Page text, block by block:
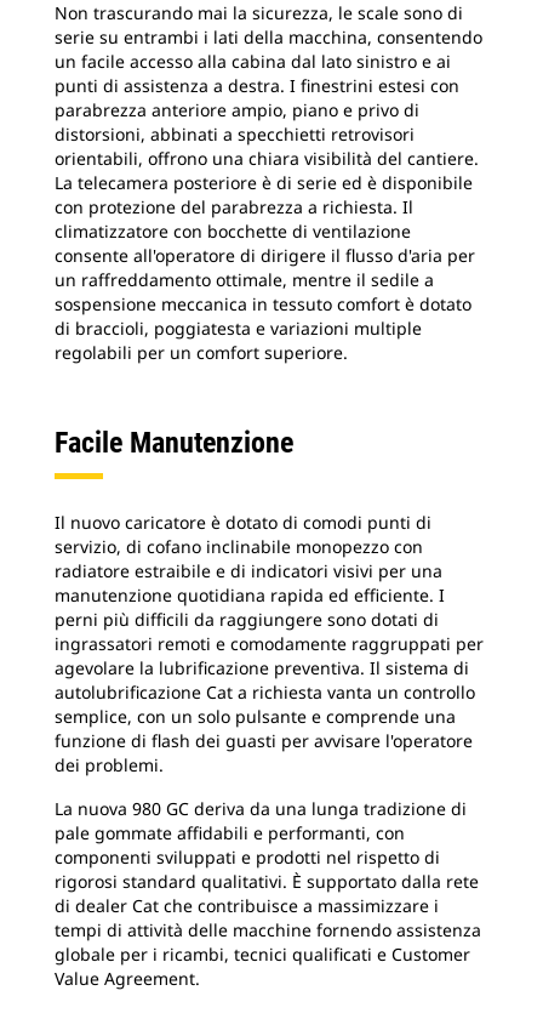
Non trascurando mai la sicurezza, le scale sono di
serie su entrambi i lati della macchina, consentendo
un facile accesso alla cabina dal lato sinistro e ai
punti di assistenza a destra. I finestrini estesi con
parabrezza anteriore ampio, piano e privo di
distorsioni, abbinati a specchietti retrovisori
orientabili, offrono una chiara visibilità del cantiere.
La telecamera posteriore è di serie ed è disponibile
con protezione del parabrezza a richiesta. Il
climatizzatore con bocchette di ventilazione
consente all'operatore di dirigere il flusso d'aria per
un raffreddamento ottimale, mentre il sedile a
sospensione meccanica in tessuto comfort è dotato
di braccioli, poggiatesta e variazioni multiple
regolabili per un comfort superiore.
Facile Manutenzione
Il nuovo caricatore è dotato di comodi punti di
servizio, di cofano inclinabile monopezzo con
radiatore estraibile e di indicatori visivi per una
manutenzione quotidiana rapida ed efficiente. I
perni più difficili da raggiungere sono dotati di
ingrassatori remoti e comodamente raggruppati per
agevolare la lubrificazione preventiva. Il sistema di
autolubrificazione Cat a richiesta vanta un controllo
semplice, con un solo pulsante e comprende una
funzione di flash dei guasti per avvisare l'operatore
dei problemi.
La nuova 980 GC deriva da una lunga tradizione di
pale gommate affidabili e performanti, con
componenti sviluppati e prodotti nel rispetto di
rigorosi standard qualitativi. È supportato dalla rete
di dealer Cat che contribuisce a massimizzare i
tempi di attività delle macchine fornendo assistenza
globale per i ricambi, tecnici qualificati e Customer
Value Agreement.